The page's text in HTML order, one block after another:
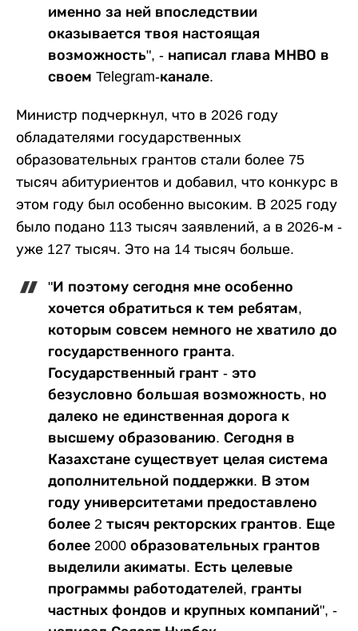
именно за ней впоследствии
оказывается твоя настоящая
возможность", - написал глава МНВО в
своем Telegram-канале.
Министр подчеркнул, что в 2026 году
обладателями государственных
образовательных грантов стали более 75
тысяч абитуриентов и добавил, что конкурс в
этом году был особенно высоким. В 2025 году
было подано 113 тысяч заявлений, а в 2026-м -
уже 127 тысяч. Это на 14 тысяч больше.
"И поэтому сегодня мне особенно
хочется обратиться к тем ребятам,
которым совсем немного не хватило до
государственного гранта.
Государственный грант - это
безусловно большая возможность, но
далеко не единственная дорога к
высшему образованию. Сегодня в
Казахстане существует целая система
дополнительной поддержки. В этом
году университетами предоставлено
более 2 тысяч ректорских грантов. Еще
более 2000 образовательных грантов
выделили акиматы. Есть целевые
программы работодателей, гранты
частных фондов и крупных компаний", -